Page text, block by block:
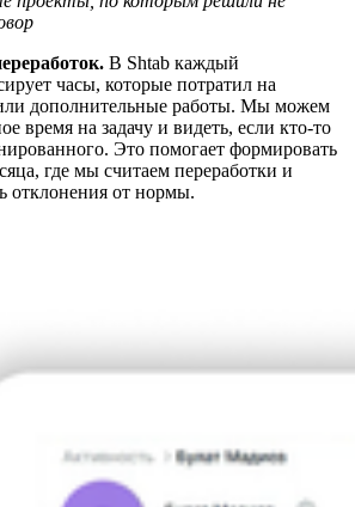
В Shtab каждый
часы, которые потратил на
дополнительные работы. Мы можем
время на задачу и видеть, если кто-то
Это помогает формировать
где мы считаем переработки и
отклонения от нормы.